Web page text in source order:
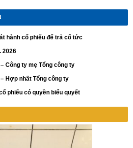
hành cổ phiếu để trả cổ tức
2026
Công ty mẹ Tổng công ty
Hợp nhất Tổng công ty
phiếu có quyền biểu quyết